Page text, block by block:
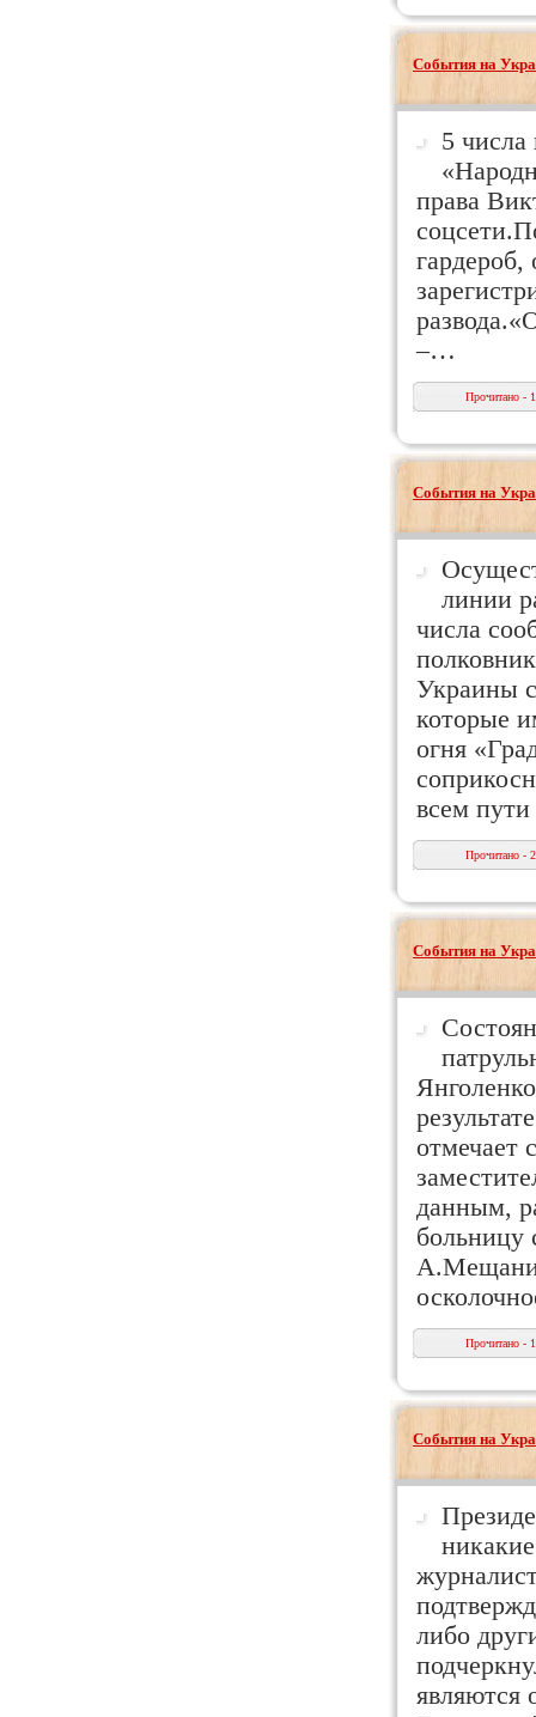
События на
5 числа
права
гардероб,
–…
Прочитано -
События на
линии
числа
Украины
которые
огня
всем
Прочитано -
События на
отмечает
данным,
больницу
Прочитано -
События на
либо
являются